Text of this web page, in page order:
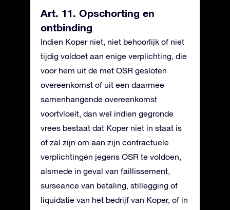
Art. 11. Opschorting en
ontbinding
Indien Koper niet, niet behoorlijk of niet
tijdig voldoet aan enige verplichting, die
voor hem uit de met OSR gesloten
overeenkomst of uit een daarmee
samenhangende overeenkomst
voortvloeit, dan wel indien gegronde
vrees bestaat dat Koper niet in staat is
of zal zijn om aan zijn contractuele
verplichtingen jegens OSR te voldoen,
alsmede in geval van faillissement,
surseance van betaling, stillegging of
liquidatie van het bedrijf van Koper, of in